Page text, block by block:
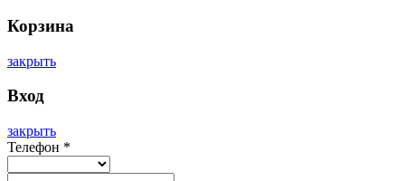
Корзина
закрыть
Вход
закрыть
Телефон *